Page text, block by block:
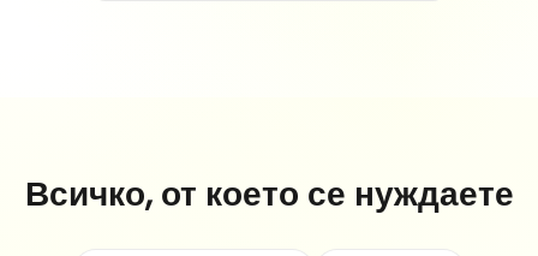
Всичко, от което се нуждаете